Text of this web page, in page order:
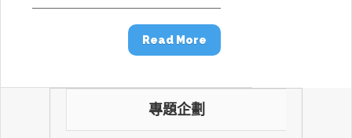
Read More
專題企劃